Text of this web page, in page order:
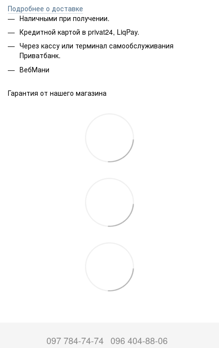
Подробнее о доставке
Наличными при получении.
Кредитной картой в privat24, LiqPay.
Через кассу или терминал самообслуживания
Приватбанк.
ВебМани
Гарантия от нашего магазина
097 784-74-74 096 404-88-06